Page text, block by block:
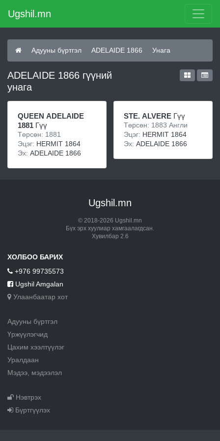
Ugshil.mn
Адууны бүртгэл ADELAIDE 1866 Унага
ADELAIDE 1866 гүүний
унага
QUEEN ADELAIDE
1881 Гүү
Төрсөн: 1881
Эцэг: HERMIT 1864
Эх: ADELAIDE 1866
STE. ALVERE Гүү
Төрсөн: 1883 Англи
Эцэг: HERMIT 1864
Эх: ADELAIDE 1866
Ugshil.mn
© 2018-2026 Ugshil.mn
Бүх эрх хуулиар хамгаалагдсан.
Хувилбар 2.6
ХОЛБОО БАРИХ
+976 99735573
Ugshil Amgalan
Улаанбаатар хот
Адууны бүртгэл
Үржүүлэгчид
Цахим хээлтүүлэг
Уралдаан
Мэдээ, мэдээлэл
Нэвтрэх
Бүртгүүлэх